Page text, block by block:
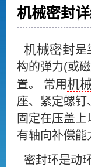
机械密封
机械密封是
构的弹力(或
置。 常用机
座、紧定螺
固定在压盖
有轴向补偿
密封环是动